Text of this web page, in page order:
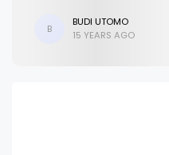
B
BUDI UTOMO
15 YEARS AGO